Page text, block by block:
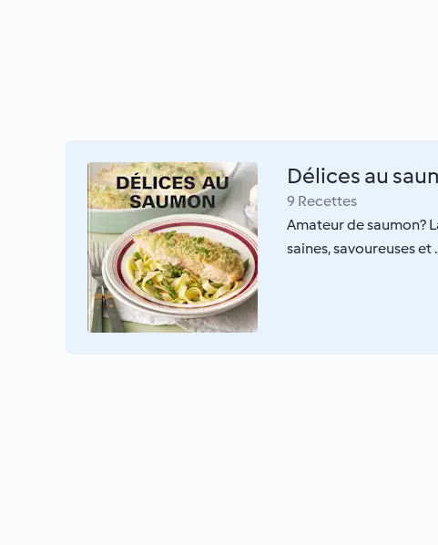
Délices au
9 Recettes
Amateur de saumon?
saines, savoureuses